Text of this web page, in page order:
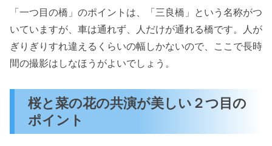
「一つ目の橋」のポイントは、「三良橋」という名称がつ
いていますが、車は通れず、人だけが通れる橋です。人が
ぎりぎりすれ違えるくらいの幅しかないので、ここで長時
間の撮影はしなほうがよいでしょう。
桜と菜の花の共演が美しい２つ目の
ポイント